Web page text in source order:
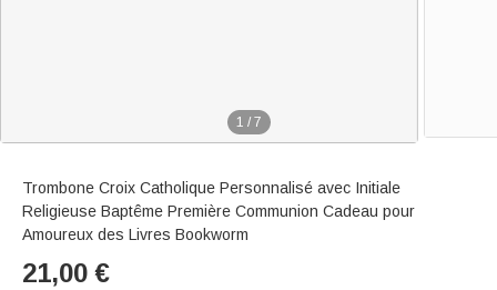
1 / 7
Trombone Croix Catholique Personnalisé avec Initiale
Religieuse Baptême Première Communion Cadeau pour
Amoureux des Livres Bookworm
21,00 €